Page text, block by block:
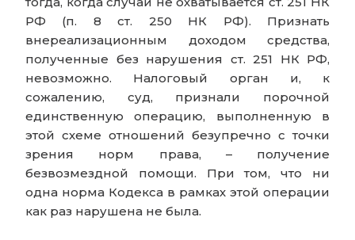
РФ (п. 8 ст. 250 НК РФ). Признать
внереализационным доходом средства,
полученные без нарушения ст. 251 НК РФ,
невозможно. Налоговый орган и, к
сожалению, суд, признали порочной
единственную операцию, выполненную в
этой схеме отношений безупречно с точки
зрения норм права, – получение
безвозмездной помощи. При том, что ни
одна норма Кодекса в рамках этой операции
как раз нарушена не была.